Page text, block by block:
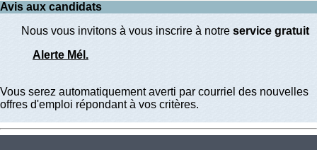
Avis aux candidats
Nous vous invitons à vous inscrire à notre service gratuit
Alerte Mél.
Vous serez automatiquement averti par courriel des nouvelles
offres d'emploi répondant à vos critères.